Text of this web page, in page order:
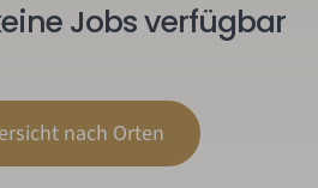
Jobs verfügbar
nach Orten